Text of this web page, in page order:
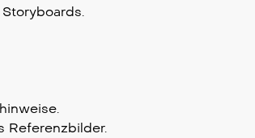
Referenzbilder.